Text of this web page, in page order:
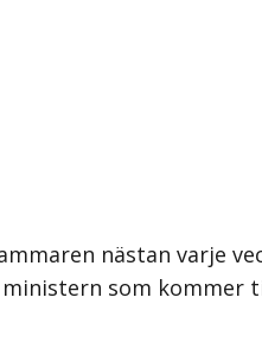
nästan varje
som